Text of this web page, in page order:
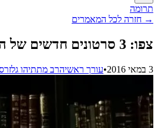
תרומה
→ חזרה לכל המאמרים
צפו: 3 סרטונים חדשים של הרב מתתיהו גלזרסון על מעצרו של הרב אליעזר ברלנד
3 במאי 2016 •עורך ראשיהרב מתתיהו